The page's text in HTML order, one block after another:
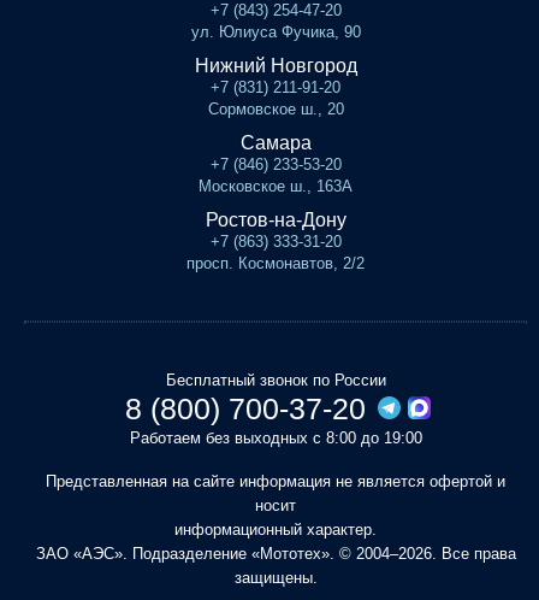
+7 (843) 254-47-20
ул. Юлиуса Фучика, 90
Нижний Новгород
+7 (831) 211-91-20
Сормовское ш., 20
Самара
+7 (846) 233-53-20
Московское ш., 163А
Ростов-на-Дону
+7 (863) 333-31-20
просп. Космонавтов, 2/2
Бесплатный звонок по России
8 (800) 700-37-20
Работаем без выходных с 8:00 до 19:00
Представленная на сайте информация не является офертой и
носит
информационный характер.
ЗАО «АЭС». Подразделение «Мототех». © 2004–2026. Все права
защищены.